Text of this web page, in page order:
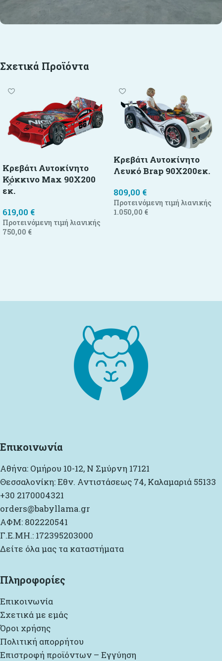
Σχετικά Προϊόντα
Κρεβάτι Αυτοκίνητο
Κόκκινο Max 90X200
εκ.
619,00 €
Προτεινόμενη τιμή λιανικής
750,00 €
Κρεβάτι Αυτοκίνητο
Λευκό Brap 90X200εκ.
809,00 €
Προτεινόμενη τιμή λιανικής
1.050,00 €
Επικοινωνία
Αθήνα: Ομήρου 10-12, Ν Σμύρνη 17121
Θεσσαλονίκη: Εθν. Αντιστάσεως 74, Καλαμαριά 55133
+30 2170004321
orders@babyllama.gr
ΑΦΜ: 802220541
Γ.Ε.ΜΗ.: 172395203000
Δείτε όλα μας τα καταστήματα
Πληροφορίες
Επικοινωνία
Σχετικά με εμάς
Όροι χρήσης
Πολιτική απορρήτου
Επιστροφή προϊόντων – Εγγύηση